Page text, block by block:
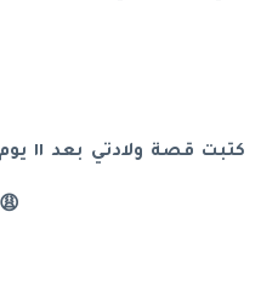
كتبت
وصلت لجزئية صعوبة الدفع😩